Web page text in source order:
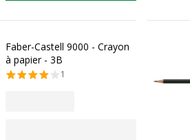
Faber-Castell 9000 - Crayon
à papier - 3B
1